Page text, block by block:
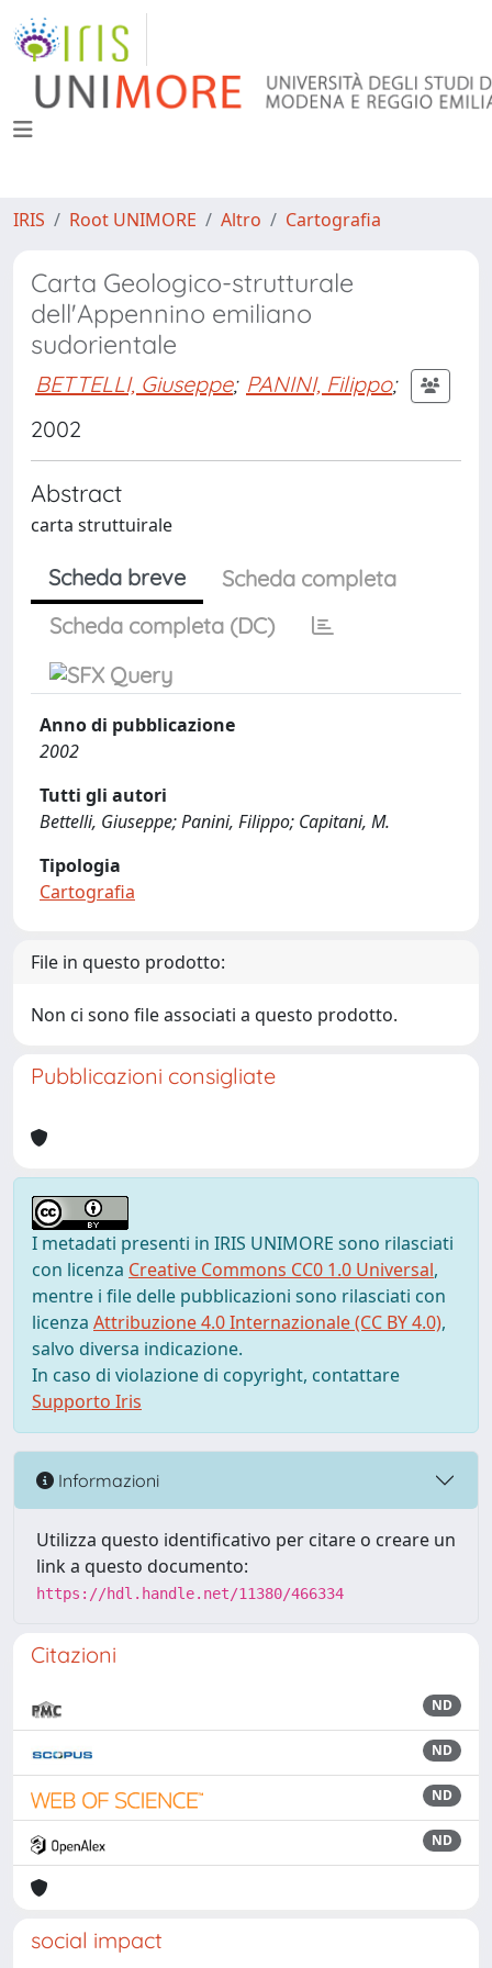
IRIS Root UNIMORE Altro Cartografia
Carta Geologico-strutturale
dell'Appennino emiliano
sudorientale
BETTELLI, Giuseppe; PANINI, Filippo;
2002
Abstract
carta struttuirale
Scheda breve
Scheda completa
Scheda completa (DC)
Anno di pubblicazione
2002
Tutti gli autori
Bettelli, Giuseppe; Panini, Filippo; Capitani, M.
Tipologia
Cartografia
File in questo prodotto:
Non ci sono file associati a questo prodotto.
Pubblicazioni consigliate
I metadati presenti in IRIS UNIMORE sono rilasciati
con licenza Creative Commons CC0 1.0 Universal,
mentre i file delle pubblicazioni sono rilasciati con
licenza Attribuzione 4.0 Internazionale (CC BY 4.0),
salvo diversa indicazione.
In caso di violazione di copyright, contattare
Supporto Iris
Informazioni
Utilizza questo identificativo per citare o creare un
link a questo documento:
https://hdl.handle.net/11380/466334
Citazioni
ND
ND
ND
ND
social impact